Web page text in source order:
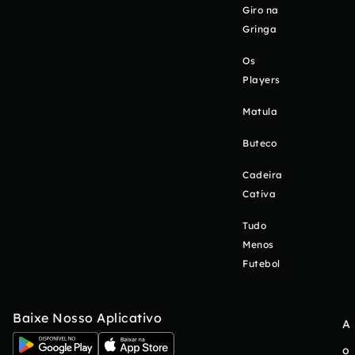
Giro na
Gringa
Os
Players
Matula
Buteco
Cadeira
Cativa
Tudo
Menos
Futebol
Baixe Nosso Aplicativo
A
o